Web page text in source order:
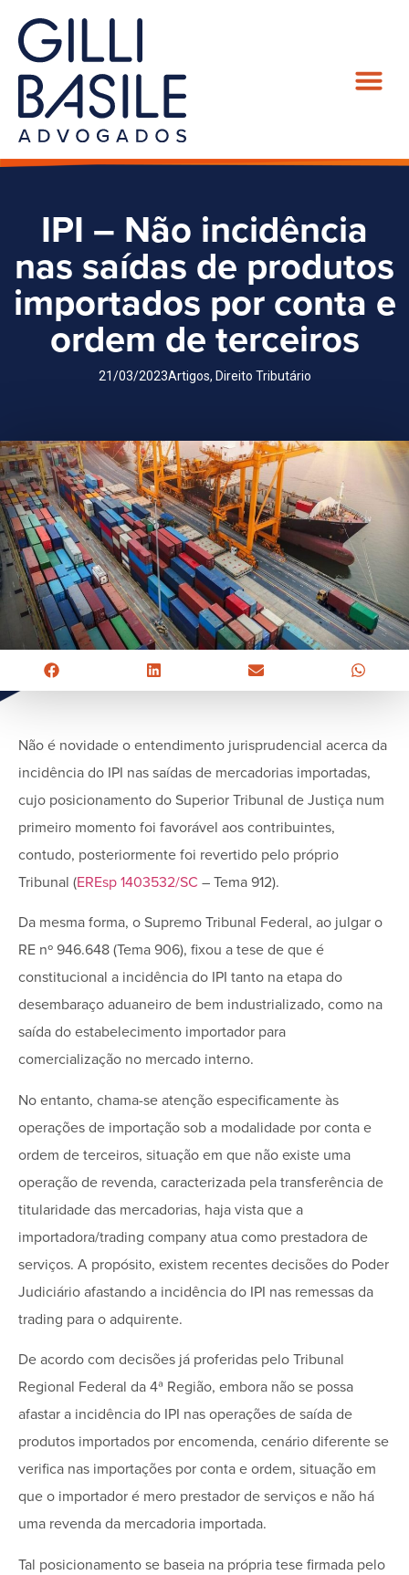
IPI – Não incidência
nas saídas de produtos
importados por conta e
ordem de terceiros
21/03/2023Artigos, Direito Tributário
Não é novidade o entendimento jurisprudencial acerca da
incidência do IPI nas saídas de mercadorias importadas,
cujo posicionamento do Superior Tribunal de Justiça num
primeiro momento foi favorável aos contribuintes,
contudo, posteriormente foi revertido pelo próprio
Tribunal (EREsp 1403532/SC – Tema 912).
Da mesma forma, o Supremo Tribunal Federal, ao julgar o
RE nº 946.648 (Tema 906), fixou a tese de que é
constitucional a incidência do IPI tanto na etapa do
desembaraço aduaneiro de bem industrializado, como na
saída do estabelecimento importador para
comercialização no mercado interno.
No entanto, chama-se atenção especificamente às
operações de importação sob a modalidade por conta e
ordem de terceiros, situação em que não existe uma
operação de revenda, caracterizada pela transferência de
titularidade das mercadorias, haja vista que a
importadora/trading company atua como prestadora de
serviços. A propósito, existem recentes decisões do Poder
Judiciário afastando a incidência do IPI nas remessas da
trading para o adquirente.
De acordo com decisões já proferidas pelo Tribunal
Regional Federal da 4ª Região, embora não se possa
afastar a incidência do IPI nas operações de saída de
produtos importados por encomenda, cenário diferente se
verifica nas importações por conta e ordem, situação em
que o importador é mero prestador de serviços e não há
uma revenda da mercadoria importada.
Tal posicionamento se baseia na própria tese firmada pelo